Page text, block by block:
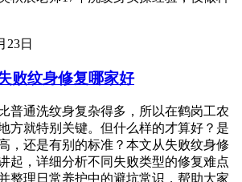
23日
败纹身修复哪家好
普通洗纹身复杂得多，所以在鹤岗工农
方就特别关键。但什么样的才算好？是
，还是有别的标准？本文从失败纹身修
起，详细分析不同失败类型的修复难点
整理日常养护中的避坑常识，帮助大家